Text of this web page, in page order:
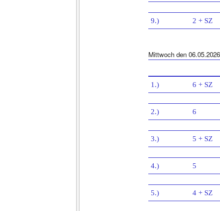
9.) 2 + SZ
Mittwoch den 06.05.2026
1.) 6 + SZ
2.) 6
3.) 5 + SZ
4.) 5
5.) 4 + SZ